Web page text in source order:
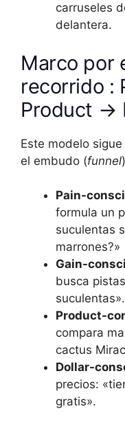
carruseles
delantera.
Marco por
recorrido :
Product →
Este modelo
el embudo (funnel
Pain-
formula un
suculentas
marrones?»
Gain-
busca
suculentas».
Product-
compara
cactus
Dollar-
precios:
gratis».